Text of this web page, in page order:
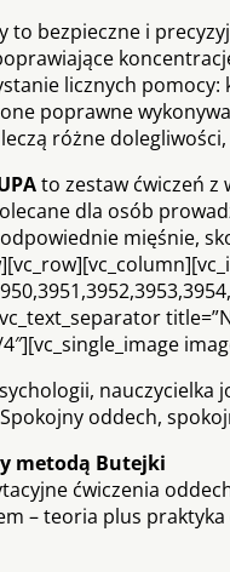
to bezpieczne i
licznych pomocy:
poprawne
różne
to zestaw ćwiczeń z
dla osób
mięśnie,
nauczycielka
oddech,
metodą Butejki
ćwiczenia
– teoria plus